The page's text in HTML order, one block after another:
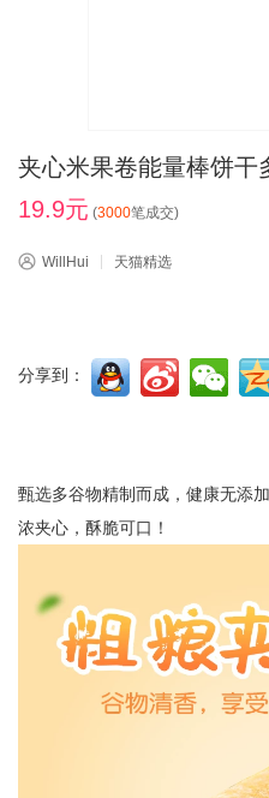
夹心米果卷能量棒饼干
19.9元 (3000笔成交)
WillHui 天猫精选
分享到：
甄选多谷物精制而成，健康无添
浓夹心，酥脆可口！